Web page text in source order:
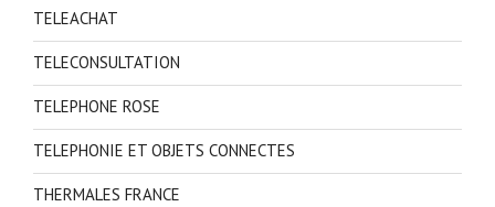
TELEACHAT
TELECONSULTATION
TELEPHONE ROSE
TELEPHONIE ET OBJETS CONNECTES
THERMALES FRANCE